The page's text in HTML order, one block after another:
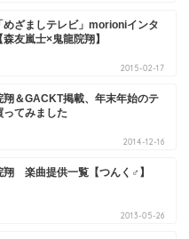
めざましテレビ」morioniインタ
友嵐士×鬼龍院翔】
2015-02-17
翔＆GACKT掲載、年末年始のテ
ってみました
2014-12-16
翔 楽曲提供一覧【つんく♂】
2013-05-26